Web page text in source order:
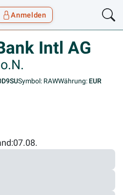
Anmelden
Intl AG
Symbol: RAWWährung: EUR
07.08.